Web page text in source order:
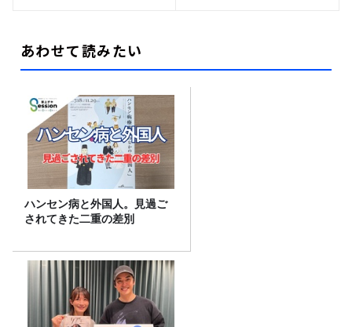
あわせて読みたい
ハンセン病と外国人。見過ご
されてきた二重の差別